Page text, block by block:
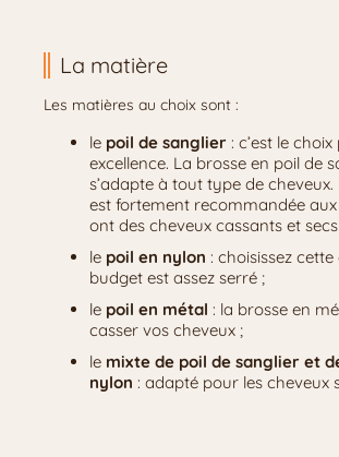
La matière
Les matières au choix sont :
le poil de sanglier : c’est le
excellence. La brosse en poil de
s’adapte à tout type de cheveux.
est fortement recommandée
ont des cheveux cassants et
le poil en nylon : choisissez
budget est assez serré ;
le poil en métal : la brosse en
casser vos cheveux ;
le mixte de poil de sanglier et
nylon : adapté pour les cheveux